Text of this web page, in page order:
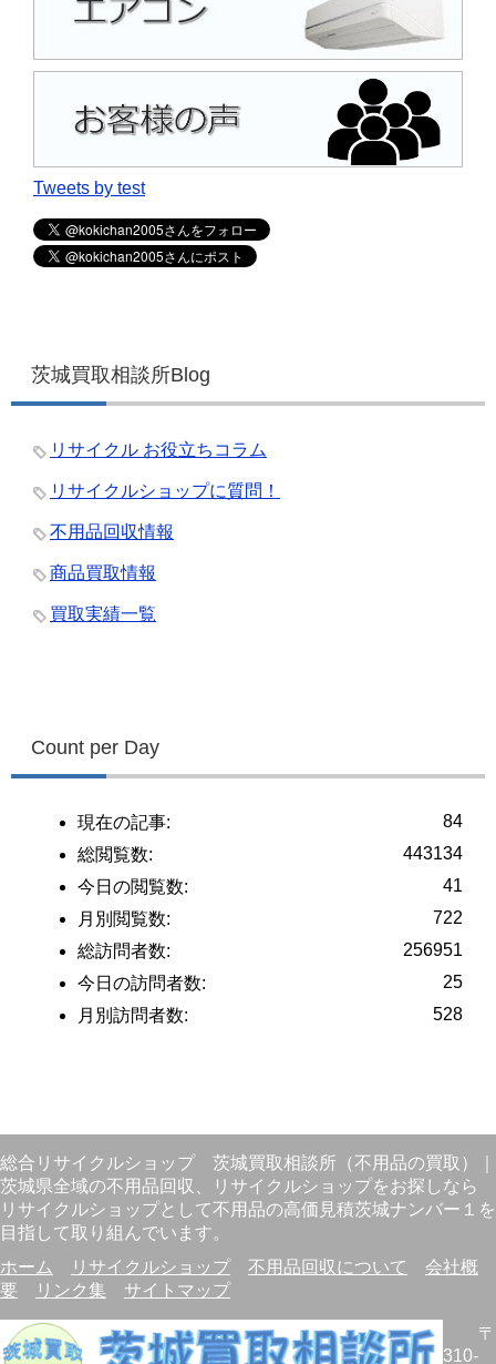
Tweets by test
茨城買取相談所Blog
リサイクル お役立ちコラム
リサイクルショップに質問！
不用品回収情報
商品買取情報
買取実績一覧
Count per Day
84
現在の記事:
443134
総閲覧数:
41
今日の閲覧数:
722
月別閲覧数:
256951
総訪問者数:
25
今日の訪問者数:
528
月別訪問者数:
総合リサイクルショップ 茨城買取相談所（不用品の買取）
茨城県全域の不用品回収、リサイクルショップをお探しなら
リサイクルショップとして不用品の高価見積茨城ナンバー１を
目指して取り組んでいます。
ホーム
リサイクルショップ 不用品回収について
会社概
要
リンク集 サイトマップ
〒
310-